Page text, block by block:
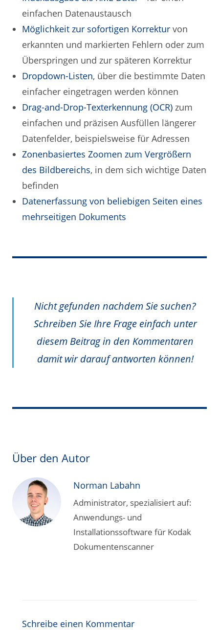
einfachen Datenaustausch
Möglichkeit zur sofortigen Korrektur von
erkannten und markierten Fehlern oder zum
Überspringen und zur späteren Korrektur
Dropdown-Listen, über die bestimmte Daten
einfacher eingetragen werden können
Drag-and-Drop-Texterkennung (OCR) zum
einfachen und präzisen Ausfüllen längerer
Datenfelder, beispielsweise für Adressen
Zonenbasiertes Zoomen zum Vergrößern
des Bildbereichs, in dem sich wichtige Daten
befinden
Datenerfassung von beliebigen Seiten eines
mehrseitigen Dokuments
Nicht gefunden nachdem Sie suchen?
Schreiben Sie Ihre Frage einfach unter
diesem Beitrag in den Kommentaren
damit wir darauf antworten können!
Über den Autor
Norman Labahn
Administrator, spezialisiert auf:
Anwendungs- und
Installationssoftware für Kodak
Dokumentenscanner
Schreibe einen Kommentar